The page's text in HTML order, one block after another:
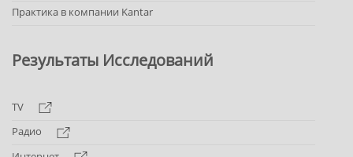
Практика в компании Kantar
Результаты Исследований
TV
Радио